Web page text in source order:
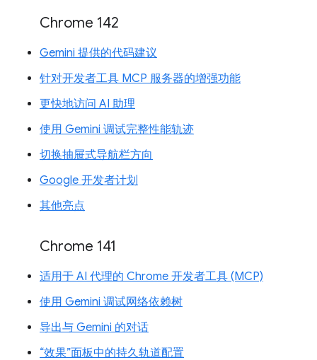
Chrome 142
Gemini 提供的代码建议
针对开发者工具 MCP 服务器的增强功能
更快地访问 AI 助理
使用 Gemini 调试完整性能轨迹
切换抽屉式导航栏方向
Google 开发者计划
其他亮点
Chrome 141
适用于 AI 代理的 Chrome 开发者工具 (MCP)
使用 Gemini 调试网络依赖树
导出与 Gemini 的对话
“效果”面板中的持久轨道配置